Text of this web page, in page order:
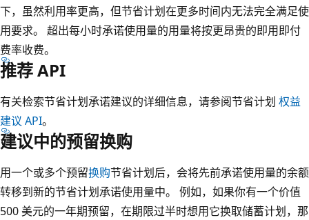
下，虽然利用率更高，但节省计划在更多时间内无法完全满足使
用要求。 超出每小时承诺使用量的用量将按更昂贵的即用即付
费率收费。
推荐 API
有关检索节省计划承诺建议的详细信息，请参阅节省计划 权益
建议 API。
建议中的预留换购
用一个或多个预留换购节省计划后，会将先前承诺使用量的余额
转移到新的节省计划承诺使用量中。 例如，如果你有一个价值
500 美元的一年期预留，在期限过半时想用它换取储蓄计划，那